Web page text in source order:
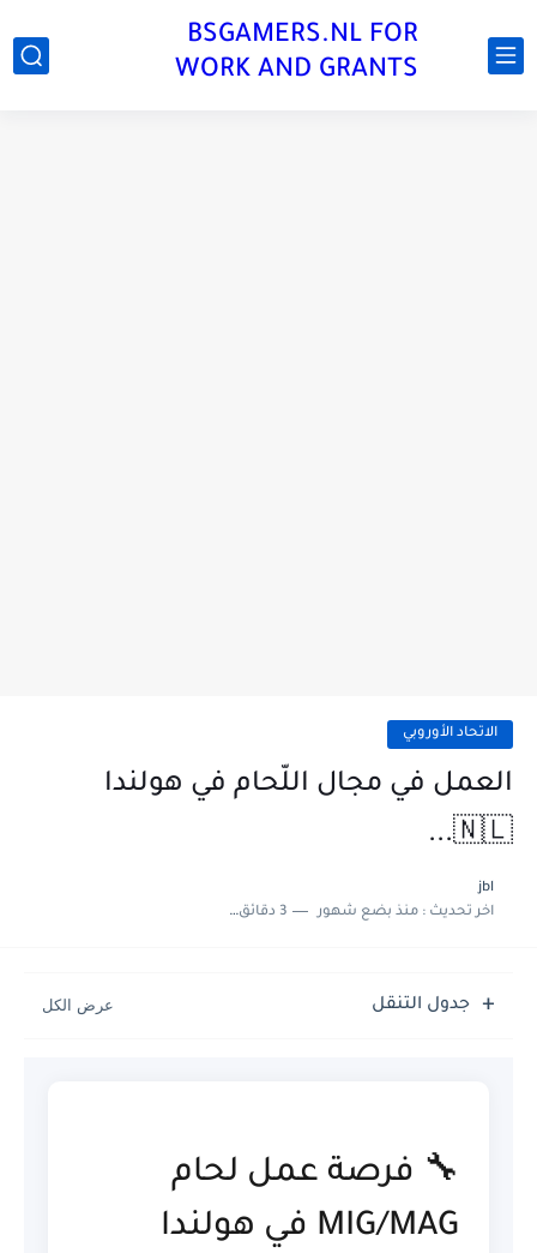
BSGAMERS.NL FOR
WORK AND GRANTS
الاتحاد الأوروبي
العمل في مجال اللّحام في هولندا
🇳🇱...
jbl
اخر تحديث :منذ بضع شهور 3 دقائق للقراءة
جدول التنقل
🔧 فرصة عمل لحام
MIG/MAG في هولندا